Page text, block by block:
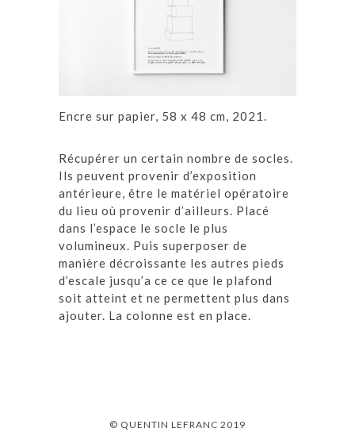
Encre sur papier, 58 x 48 cm, 2021.
Récupérer un certain nombre de socles.
Ils peuvent provenir d’exposition
antérieure, être le matériel opératoire
du lieu où provenir d’ailleurs. Placé
dans l’espace le socle le plus
volumineux. Puis superposer de
manière décroissante les autres pieds
d’escale jusqu’a ce ce que le plafond
soit atteint et ne permettent plus dans
ajouter. La colonne est en place.
© QUENTIN LEFRANC 2019